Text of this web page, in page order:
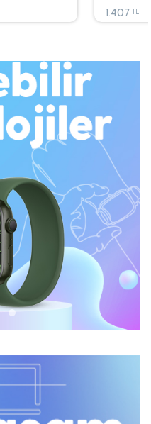
1.407 TL